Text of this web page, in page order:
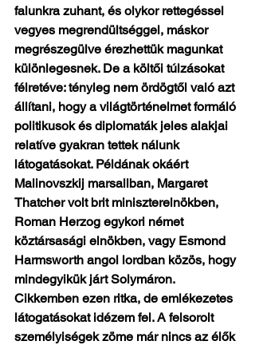
falunkra zuhant, és olykor rettegéssel
vegyes megrendültséggel, máskor
megrészegülve érezhettük magunkat
különlegesnek. De a költői túlzásokat
félretéve: tényleg nem ördögtől való azt
állítani, hogy a világtörténelmet formáló
politikusok és diplomaták jeles alakjai
relatíve gyakran tettek nálunk
látogatásokat. Példának okáért
Malinovszkij marsallban, Margaret
Thatcher volt brit miniszterelnökben,
Roman Herzog egykori német
köztársasági elnökben, vagy Esmond
Harmsworth angol lordban közös, hogy
mindegyikük járt Solymáron.
Cikkemben ezen ritka, de emlékezetes
látogatásokat idézem fel. A felsorolt
személyiségek zöme már nincs az élők